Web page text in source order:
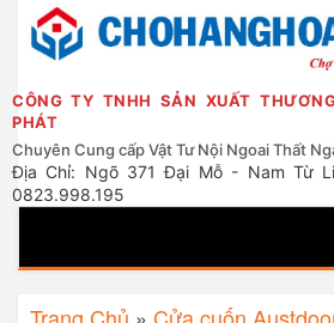
CÔNG TY TNHH SẢN XUẤT
PHÁT
Chuyên Cung cấp Vật Tư Nội Ngoai Thất
Địa Chỉ: Ngõ 371 Đại Mỗ - Nam Từ
0823.998.195
Trang Chủ » Cửa cuốn